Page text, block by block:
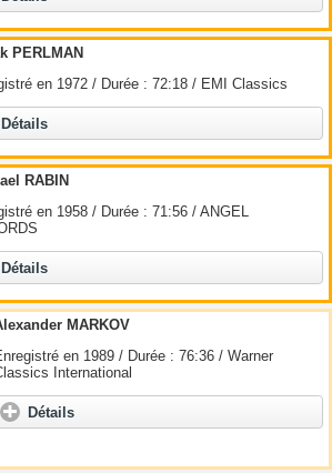
PERLMAN
en 1972 / Durée : 72:18 / EMI Classics
Détails
RABIN
en 1958 / Durée : 71:56 / ANGEL
Détails
MARKOV
en 1989 / Durée : 76:36 / Warner
International
Détails